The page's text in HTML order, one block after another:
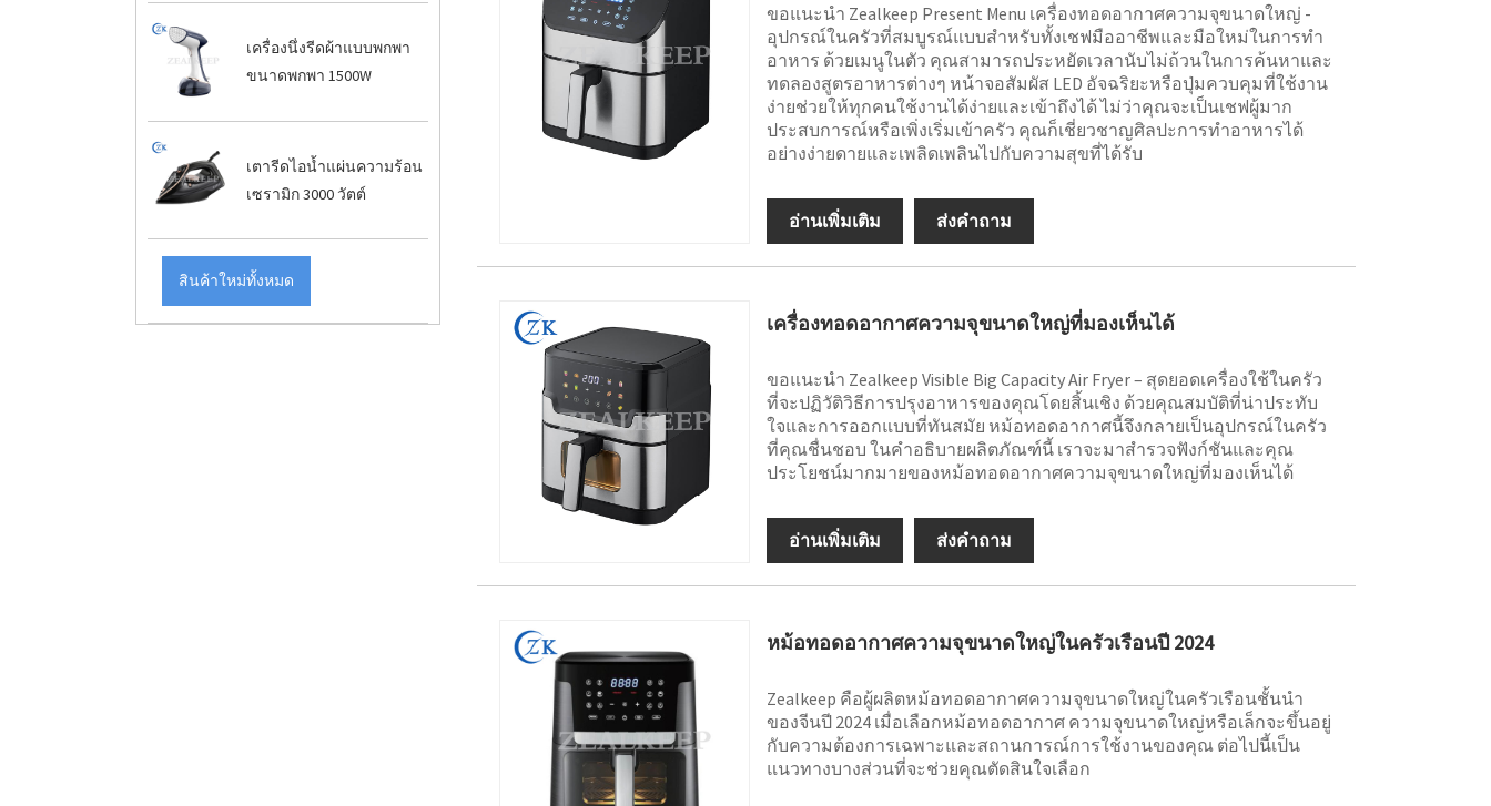
เครื่องนึ่งรีดผ้าแบบพกพา
ขนาดพกพา 1500W
เตารีดไอน้ำแผ่นความร้อน
เซรามิก 3000 วัตต์
สินค้าใหม่ทั้งหมด
ขอแนะนำ Zealkeep Present Menu เครื่องทอดอากาศความจุขนาดใหญ่ -
อุปกรณ์ในครัวที่สมบูรณ์แบบสำหรับทั้งเชฟมืออาชีพและมือใหม่ในการทำ
อาหาร ด้วยเมนูในตัว คุณสามารถประหยัดเวลานับไม่ถ้วนในการค้นหาและ
ทดลองสูตรอาหารต่างๆ หน้าจอสัมผัส LED อัจฉริยะหรือปุ่มควบคุมที่ใช้งาน
ง่ายช่วยให้ทุกคนใช้งานได้ง่ายและเข้าถึงได้ ไม่ว่าคุณจะเป็นเชฟผู้มาก
ประสบการณ์หรือเพิ่งเริ่มเข้าครัว คุณก็เชี่ยวชาญศิลปะการทำอาหารได้
อย่างง่ายดายและเพลิดเพลินไปกับความสุขที่ได้รับ
อ่านเพิ่มเติม ส่งคำถาม
เครื่องทอดอากาศความจุขนาดใหญ่ที่มองเห็นได้
ขอแนะนำ Zealkeep Visible Big Capacity Air Fryer – สุดยอดเครื่องใช้ในครัว
ที่จะปฏิวัติวิธีการปรุงอาหารของคุณโดยสิ้นเชิง ด้วยคุณสมบัติที่น่าประทับ
ใจและการออกแบบที่ทันสมัย ​​หม้อทอดอากาศนี้จึงกลายเป็นอุปกรณ์ในครัว
ที่คุณชื่นชอบ ในคำอธิบายผลิตภัณฑ์นี้ เราจะมาสำรวจฟังก์ชันและคุณ
ประโยชน์มากมายของหม้อทอดอากาศความจุขนาดใหญ่ที่มองเห็นได้
อ่านเพิ่มเติม ส่งคำถาม
หม้อทอดอากาศความจุขนาดใหญ่ในครัวเรือนปี 2024
Zealkeep คือผู้ผลิตหม้อทอดอากาศความจุขนาดใหญ่ในครัวเรือนชั้นนำ
ของจีนปี 2024 เมื่อเลือกหม้อทอดอากาศ ความจุขนาดใหญ่หรือเล็กจะขึ้นอยู่
กับความต้องการเฉพาะและสถานการณ์การใช้งานของคุณ ต่อไปนี้เป็น
แนวทางบางส่วนที่จะช่วยคุณตัดสินใจเลือก